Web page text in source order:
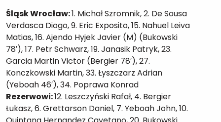
Śląsk Wrocław:1. Michał Szromnik, 2. De Sousa
Verdasca Diogo, 9. Eric Exposito, 15. Nahuel Leiva
Matias, 16. Ajendo Hyjek Javier (M) (Bukowski
78′), 17. Petr Schwarz, 19. Janasik Patryk, 23.
Garcia Martin Victor (Bergier 78′), 27.
Konczkowski Martin, 33. Łyszczarz Adrian
(Yeboah 46′), 34. Poprawa Konrad
Rezerwowi:12. Leszczyński Rafał, 4. Bergier
Łukasz, 6. Grettarson Daniel, 7. Yeboah John, 10.